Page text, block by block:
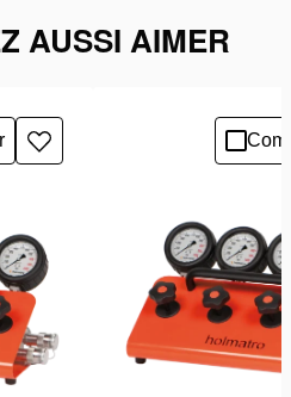
AUSSI AIMER
Ajouter
à
de
souhaits